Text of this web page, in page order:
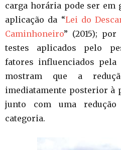
carga horária pode ser em
aplicação da “Lei do
Caminhoneiro” (2015);
testes aplicados pelo
fatores influenciados pela
mostram que a
imediatamente posterior à
junto com uma
categoria.